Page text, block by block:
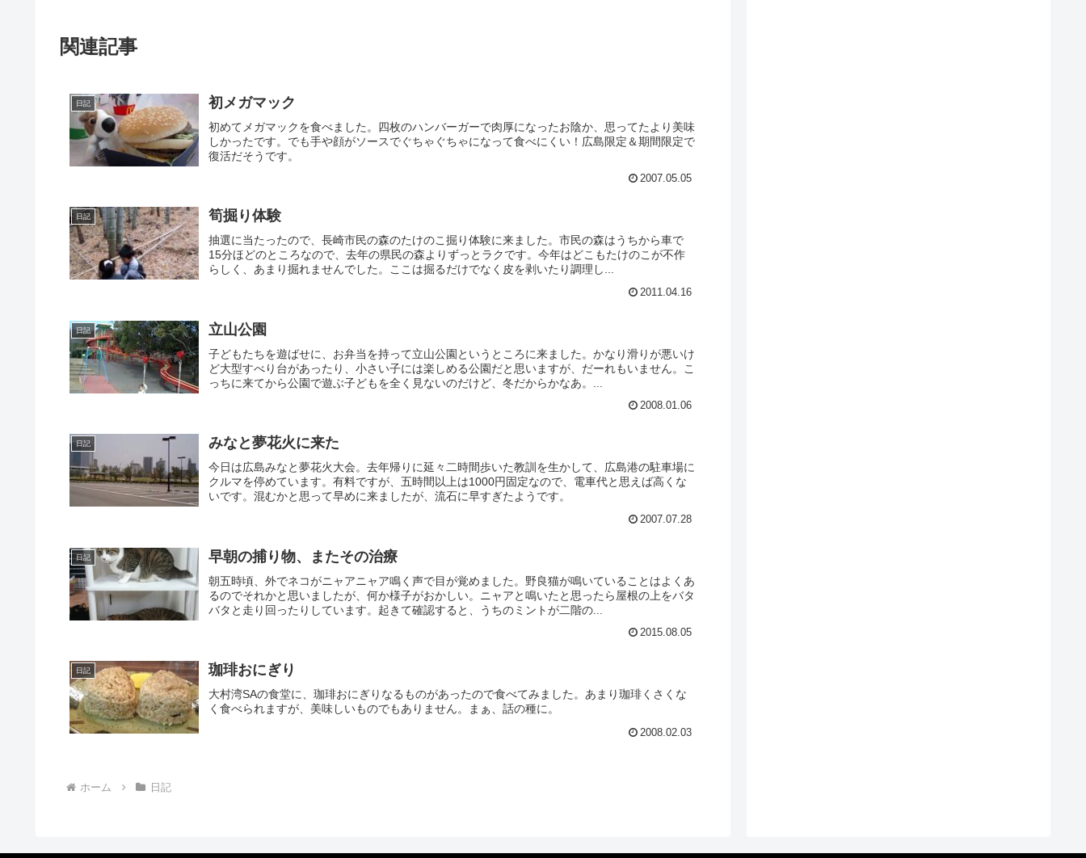
関連記事
日記 初メガマック
初めてメガマックを食べました。四枚のハンバーガーで肉厚になったお陰か、思ってたより美味
しかったです。でも手や顔がソースでぐちゃぐちゃになって食べにくい！広島限定＆期間限定で
復活だそうです。
2007.05.05
日記 筍掘り体験
抽選に当たったので、長崎市民の森のたけのこ掘り体験に来ました。市民の森はうちから車で
15分ほどのところなので、去年の県民の森よりずっとラクです。今年はどこもたけのこが不作
らしく、あまり掘れませんでした。ここは掘るだけでなく皮を剥いたり調理し...
2011.04.16
日記 立山公園
子どもたちを遊ばせに、お弁当を持って立山公園というところに来ました。かなり滑りが悪いけ
ど大型すべり台があったり、小さい子には楽しめる公園だと思いますが、だーれもいません。こ
っちに来てから公園で遊ぶ子どもを全く見ないのだけど、冬だからかなあ。...
2008.01.06
日記 みなと夢花火に来た
今日は広島みなと夢花火大会。去年帰りに延々二時間歩いた教訓を生かして、広島港の駐車場に
クルマを停めています。有料ですが、五時間以上は1000円固定なので、電車代と思えば高くな
いです。混むかと思って早めに来ましたが、流石に早すぎたようです。
2007.07.28
日記 早朝の捕り物、またその治療
朝五時頃、外でネコがニャアニャア鳴く声で目が覚めました。野良猫が鳴いていることはよくあ
るのでそれかと思いましたが、何か様子がおかしい。ニャアと鳴いたと思ったら屋根の上をバタ
バタと走り回ったりしています。起きて確認すると、うちのミントが二階の...
2015.08.05
日記 珈琲おにぎり
大村湾SAの食堂に、珈琲おにぎりなるものがあったので食べてみました。あまり珈琲くさくな
く食べられますが、美味しいものでもありません。まぁ、話の種に。
2008.02.03
ホーム 日記